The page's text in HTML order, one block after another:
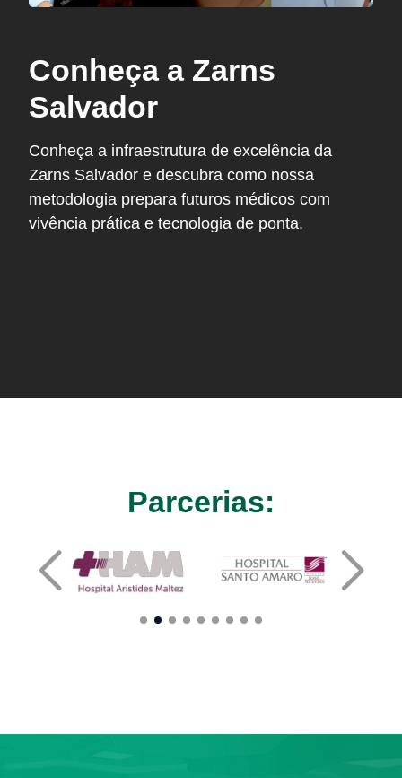
Conheça a Zarns
Salvador
Conheça a infraestrutura de excelência da
Zarns Salvador e descubra como nossa
metodologia prepara futuros médicos com
vivência prática e tecnologia de ponta.
Parcerias: